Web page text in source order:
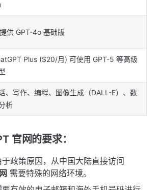
供 GPT-4o 基础版
Plus ($20/月) 可使用 GPT-5 等高级
、写作、编程、图像生成（DALL-E）、数
析
官网的要求：
于政策原因，从中国大陆直接访问
需要特殊的网络环境。